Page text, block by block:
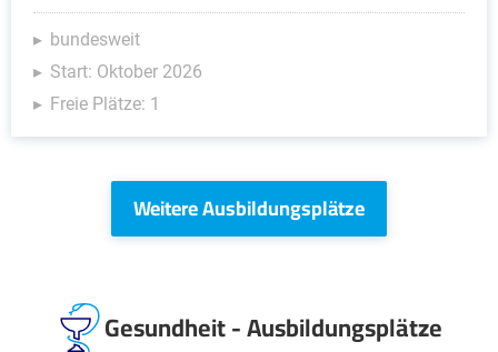
bundesweit
Start: Oktober 2026
Freie Plätze: 1
Weitere Ausbildungsplätze
Gesundheit - Ausbildungsplätze